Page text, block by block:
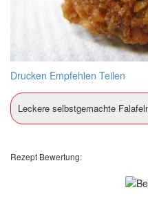
Drucken Empfehlen Teilen
Leckere selbstgemachte
Rezept Bewertung: